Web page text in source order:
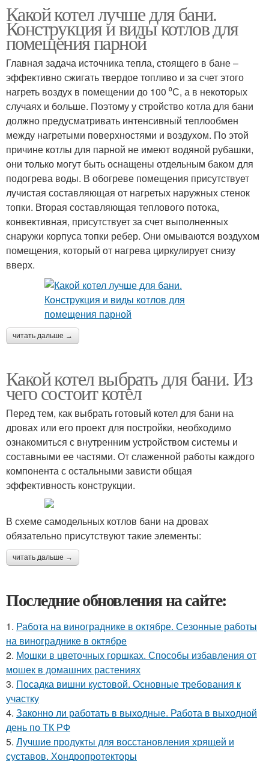
Какой котел лучше для бани.
Конструкция и виды котлов для
помещения парной
Главная задача источника тепла, стоящего в бане –
эффективно сжигать твердое топливо и за счет этого
нагреть воздух в помещении до 100 ⁰С, а в некоторых
случаях и больше. Поэтому у стройство котла для бани
должно предусматривать интенсивный теплообмен
между нагретыми поверхностями и воздухом. По этой
причине котлы для парной не имеют водяной рубашки,
они только могут быть оснащены отдельным баком для
подогрева воды. В обогреве помещения присутствует
лучистая составляющая от нагретых наружных стенок
топки. Вторая составляющая теплового потока,
конвективная, присутствует за счет выполненных
снаружи корпуса топки ребер. Они омываются воздухом
помещения, который от нагрева циркулирует снизу
вверх.
читать дальше →
Какой котел выбрать для бани. Из
чего состоит котел
Перед тем, как выбрать готовый котел для бани на
дровах или его проект для постройки, необходимо
ознакомиться с внутренним устройством системы и
составными ее частями. От слаженной работы каждого
компонента с остальными зависти общая
эффективность конструкции.
В схеме самодельных котлов бани на дровах
обязательно присутствуют такие элементы:
читать дальше →
Последние обновления на сайте:
1. Работа на винограднике в октябре. Сезонные работы
на винограднике в октябре
2. Мошки в цветочных горшках. Способы избавления от
мошек в домашних растениях
3. Посадка вишни кустовой. Основные требования к
участку
4. Законно ли работать в выходные. Работа в выходной
день по ТК РФ
5. Лучшие продукты для восстановления хрящей и
суставов. Хондропротекторы